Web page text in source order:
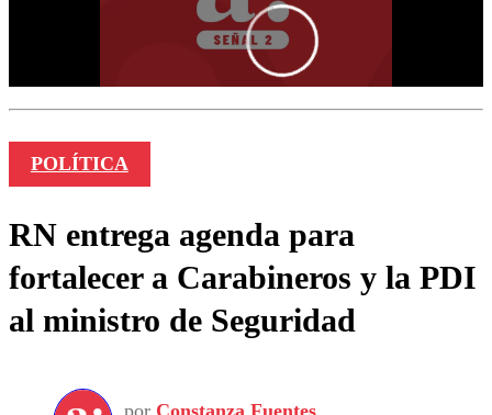
POLÍTICA
RN entrega agenda para
fortalecer a Carabineros y la PDI
al ministro de Seguridad
por Constanza Fuentes